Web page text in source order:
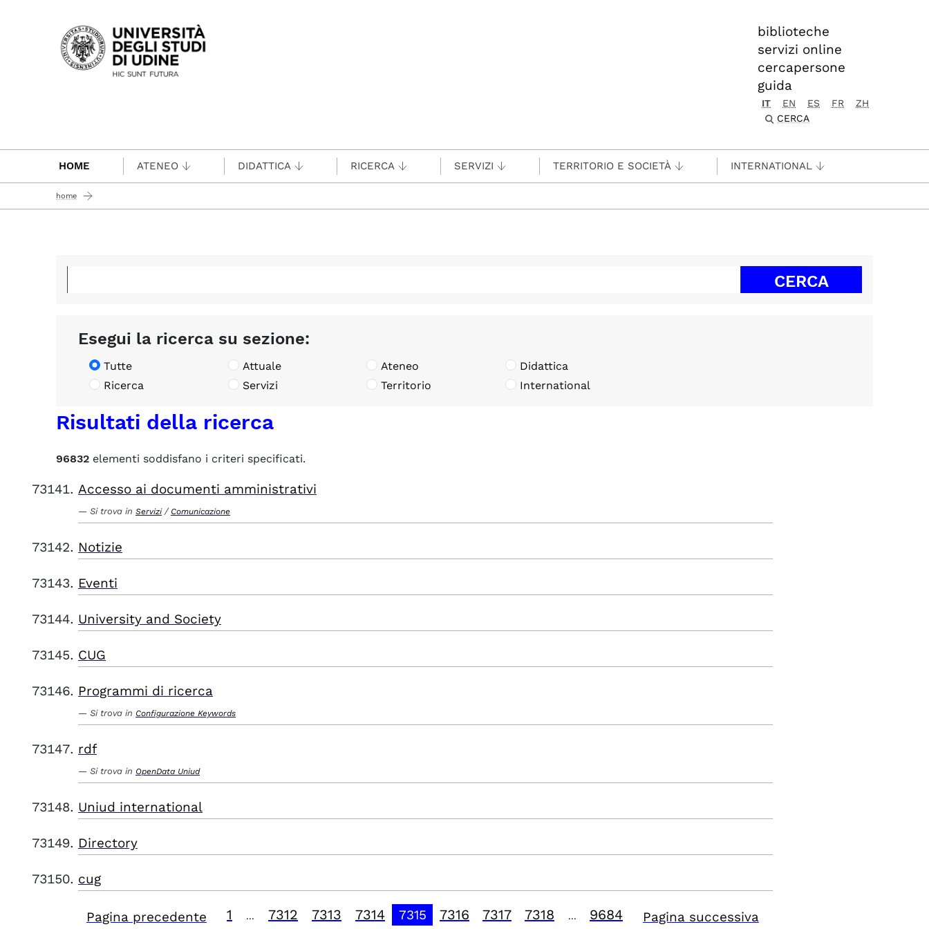
Passa al contenuto principale
biblioteche
servizi online
cercapersone
guida
IT EN ES FR
ZH
CERCA
HOME ATENEO DIDATTICA RICERCA SERVIZI TERRITORIO E SOCIETÀ INTERNATIONAL
home
Esegui la ricerca su sezione:
Tutte Attuale Ateneo
Didattica
Ricerca
Servizi Territorio International
Risultati della ricerca
96832 elementi soddisfano i criteri specificati.
Accesso ai documenti amministrativi
Si trova in Servizi / Comunicazione
Notizie
Eventi
University and Society
CUG
Programmi di ricerca
Si trova in Configurazione Keywords
rdf
Si trova in OpenData Uniud
Uniud international
Directory
cug
Pagina precedente 1 7312 7313 7314 7315 7316 7317 7318 9684 Pagina successiva